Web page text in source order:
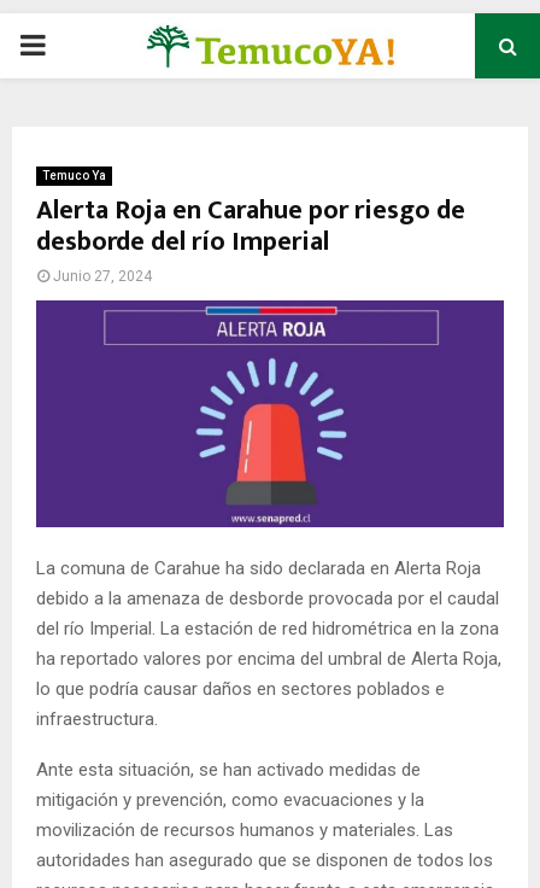
P
M
A
E
N
U
Temuco Ya
Alerta Roja en Carahue por riesgo de
desborde del río Imperial
Junio 27, 2024
La comuna de Carahue ha sido declarada en Alerta Roja
debido a la amenaza de desborde provocada por el caudal
del río Imperial. La estación de red hidrométrica en la zona
ha reportado valores por encima del umbral de Alerta Roja,
lo que podría causar daños en sectores poblados e
infraestructura.
Ante esta situación, se han activado medidas de
mitigación y prevención, como evacuaciones y la
movilización de recursos humanos y materiales. Las
autoridades han asegurado que se disponen de todos los